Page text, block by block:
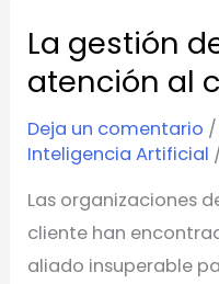
La gestión
atención al
Deja un comentario /
Inteligencia Artificial
Las organizaciones
cliente han
aliado insuperable
La
gestión
chatbots
la
atención
al